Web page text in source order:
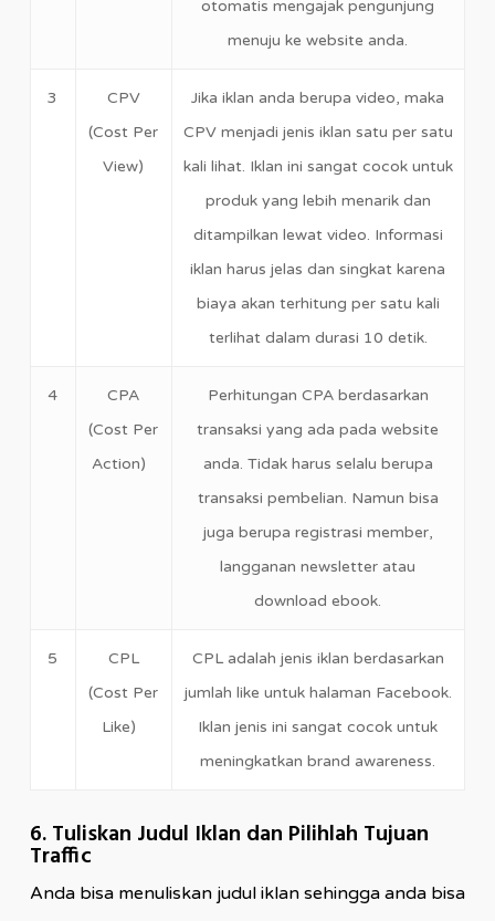
otomatis mengajak pengunjung
menuju ke website anda.
3
CPV
(Cost Per
View)
Jika iklan anda berupa video, maka
CPV menjadi jenis iklan satu per satu
kali lihat. Iklan ini sangat cocok untuk
produk yang lebih menarik dan
ditampilkan lewat video. Informasi
iklan harus jelas dan singkat karena
biaya akan terhitung per satu kali
terlihat dalam durasi 10 detik.
4
CPA
(Cost Per
Action)
Perhitungan CPA berdasarkan
transaksi yang ada pada website
anda. Tidak harus selalu berupa
transaksi pembelian. Namun bisa
juga berupa registrasi member,
langganan newsletter atau
download ebook.
5
CPL
(Cost Per
Like)
CPL adalah jenis iklan berdasarkan
jumlah like untuk halaman Facebook.
Iklan jenis ini sangat cocok untuk
meningkatkan brand awareness.
6. Tuliskan Judul Iklan dan Pilihlah Tujuan
Traffic
Anda bisa menuliskan judul iklan sehingga anda bisa